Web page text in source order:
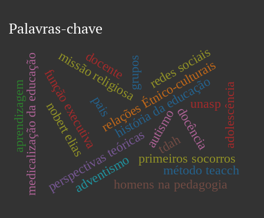
Palavras-chave
primeiros socorros
história da educação
tdah
perspectivas teóricas
medicalização da educação relações Étnico-culturaisadolescência
pais
função executiva docência
missão religiosa
nobert elias
grupos redes sociais
autismo
método teacch
aprendizagem
homens na pedagogia
docente
adventismo
unasp